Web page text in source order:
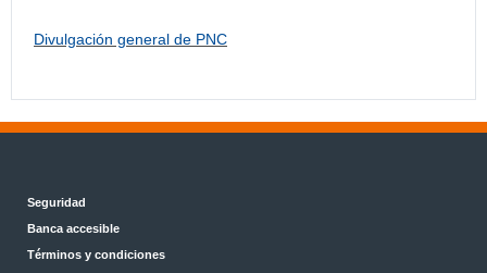
Divulgación general de PNC
Seguridad
Banca accesible
Términos y condiciones